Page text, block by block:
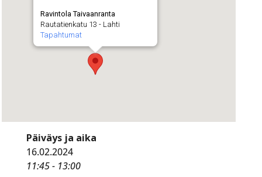
Ravintola Taivaanranta
Rautatienkatu 13 - Lahti
Tapahtumat
Päiväys ja aika
16.02.2024
11:45 - 13:00